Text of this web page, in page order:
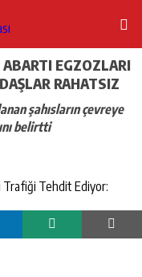
EGZOZLARI
RAHATSIZ
şahısların çevreye
belirtti